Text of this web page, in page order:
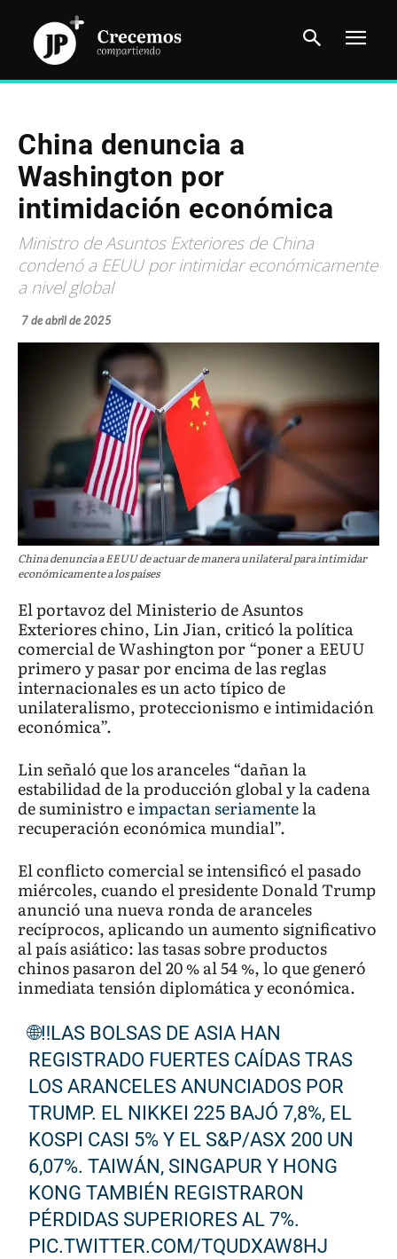
China denuncia a
Washington por
intimidación económica
Ministro de Asuntos Exteriores de China
condenó a EEUU por intimidar económicamente
a nivel global
7 de abril de 2025
China denuncia a EEUU de actuar de manera unilateral para intimidar
económicamente a los países
El portavoz del Ministerio de Asuntos
Exteriores chino, Lin Jian, criticó la política
comercial de Washington por “poner a EEUU
primero y pasar por encima de las reglas
internacionales es un acto típico de
unilateralismo, proteccionismo e intimidación
económica”.
Lin señaló que los aranceles “dañan la
estabilidad de la producción global y la cadena
de suministro eimpactan seriamentela
recuperación económica mundial”.
El conflicto comercial se intensificó el pasado
miércoles, cuando el presidente Donald Trump
anunció una nueva ronda de aranceles
recíprocos, aplicando un aumento significativo
al país asiático: las tasas sobre productos
chinos pasaron del 20 % al 54 %, lo que generó
inmediata tensión diplomática y económica.
🌐‼️LAS BOLSAS DE ASIA HAN
REGISTRADO FUERTES CAÍDAS TRAS
LOS ARANCELES ANUNCIADOS POR
TRUMP. EL NIKKEI 225 BAJÓ 7,8%, EL
KOSPI CASI 5% Y EL S&P/ASX 200 UN
6,07%. TAIWÁN, SINGAPUR Y HONG
KONG TAMBIÉN REGISTRARON
PÉRDIDAS SUPERIORES AL 7%.
PIC.TWITTER.COM/TQUDXAW8HJ